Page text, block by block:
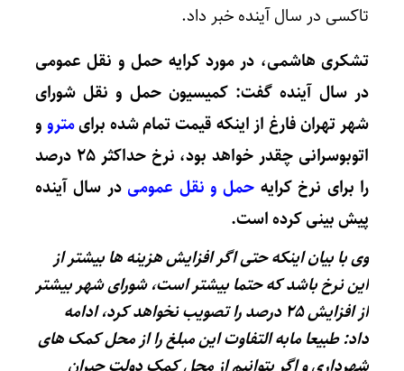
تاکسی در سال آینده خبر داد.
تشکری هاشمی، در مورد کرایه حمل و نقل عمومی
در سال آینده گفت: کمیسیون حمل و نقل شورای
شهر تهران فارغ از اینکه قیمت تمام شده برایمترو و
اتوبوسرانی چقدر خواهد بود، نرخ حداکثر ۲۵ درصد
را برای نرخ کرایه حمل و نقل عمومی در سال آینده
پیش بینی کرده است.
وی با بیان اینکه حتی اگر افزایش هزینه ها بیشتر از
این نرخ باشد که حتما بیشتر است، شورای شهر بیشتر
از افزایش ۲۵ درصد را تصویب نخواهد کرد، ادامه
داد: طبیعا مابه التفاوت این مبلغ را از محل کمک های